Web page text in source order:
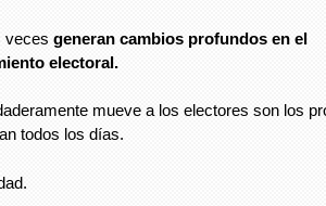
veces generan cambios profundos en el
electoral.
mueve a los electores son los
todos los días.